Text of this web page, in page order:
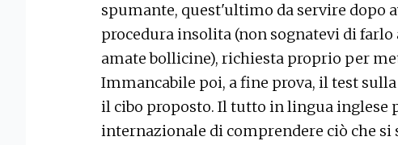
spumante, quest'ultimo da servire dopo
procedura insolita (non sognatevi di farlo
amate bollicine), richiesta proprio per
Immancabile poi, a fine prova, il test
il cibo proposto. Il tutto in lingua inglese
internazionale di comprendere ciò che si